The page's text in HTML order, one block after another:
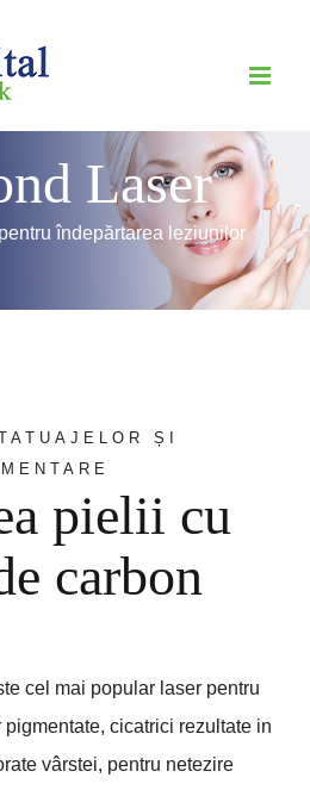
Laser
îndepărtarea leziunilor
ȘI
pielii cu
carbon
cel mai popular laser pentru
cicatrici rezultate in
vârstei, pentru netezire